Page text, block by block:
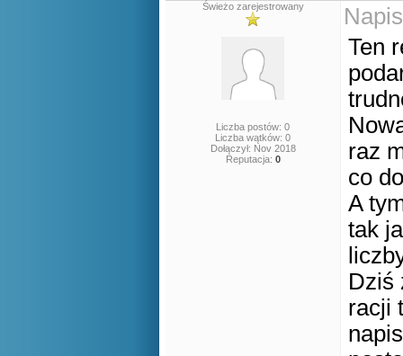
Świeżo zarejestrowany
Liczba postów: 0
Liczba wątków: 0
Dołączył: Nov 2018
Reputacja: 0
Ten
raz
co
A
tak
Dziś
racji